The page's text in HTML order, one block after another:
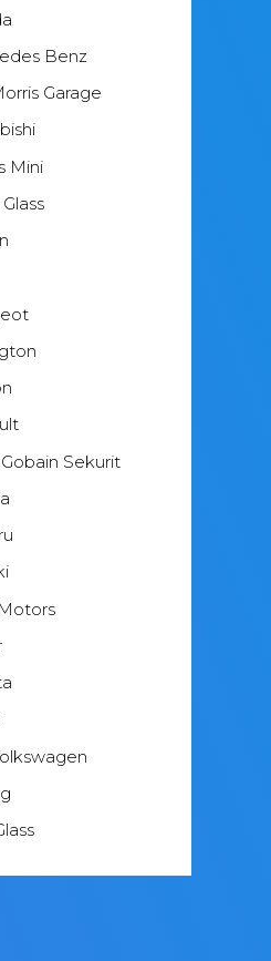
Benz
Garage
Mini
Sekurit